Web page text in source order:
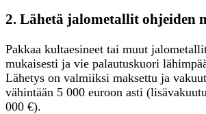
2. Lähetä jalometallit ohjeiden
Pakkaa kultaesineet tai muut
mukaisesti ja vie palautuskuori
Lähetys on valmiiksi maksettu ja
vähintään 5 000 euroon asti
000 €).